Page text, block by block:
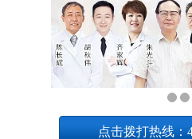
点击拨打热线：